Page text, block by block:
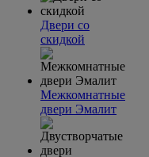
Двери со
скидкой
Межкомнатные
двери Эмалит